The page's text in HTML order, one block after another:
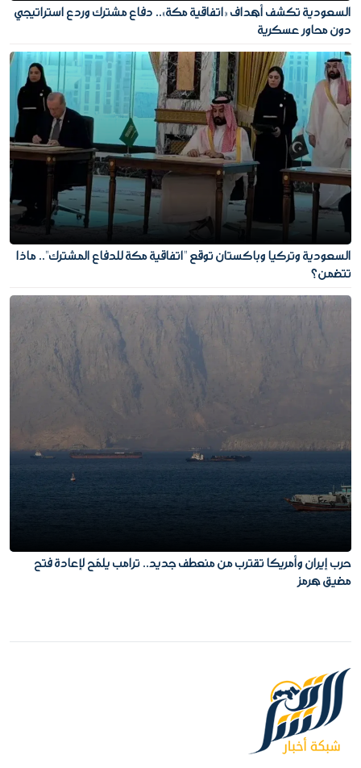
السعودية تكشف أهداف «اتفاقية مكة».. دفاع مشترك وردع استراتيجي
دون محاور عسكرية
السعودية وتركيا وباكستان توقع "اتفاقية مكة للدفاع المشترك".. ماذا
تتضمن؟
حرب إيران وأمريكا تقترب من منعطف جديد.. ترامب يلمّح لإعادة فتح
مضيق هرمز